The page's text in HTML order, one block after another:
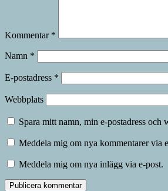
Kommentar *
Namn *
E-postadress *
Webbplats
Spara mitt namn, min e-postadress och
Meddela mig om nya kommentarer via
Meddela mig om nya inlägg via e-post.